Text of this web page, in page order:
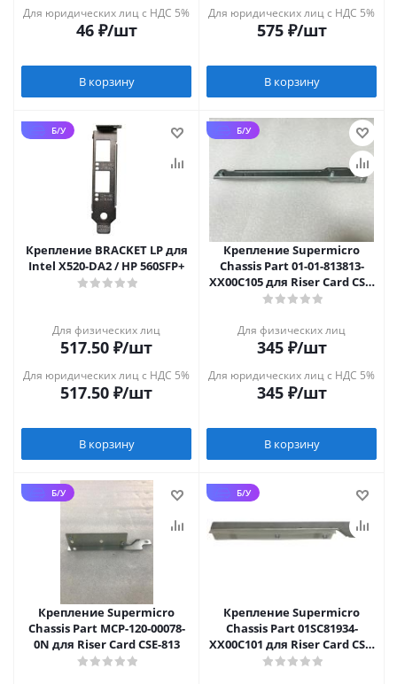
Для юридических лиц с НДС 5%
46₽/шт
В корзину
Для юридических лиц с НДС 5%
575₽/шт
В корзину
Б/У
Крепление BRACKET LP для
Intel X520-DA2 / HP 560SFP+
Для физических лиц
517.50 ₽/шт
Для юридических лиц с НДС 5%
517.50 ₽/шт
В корзину
Б/У
Крепление Supermicro
Chassis Part 01-01-813813-
XX00С105 для Riser Card CSE-
813
Для физических лиц
345₽/шт
Для юридических лиц с НДС 5%
345₽/шт
В корзину
Б/У
Крепление Supermicro
Chassis Part MCP-120-00078-
0N для Riser Card CSE-813
Б/У
Крепление Supermicro
Chassis Part 01SC81934-
XX00C101 для Riser Card CSE-
119